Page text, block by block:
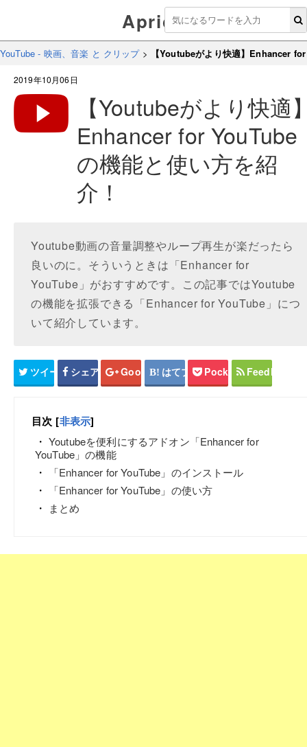
Aprico
YouTube - 映画、音楽 と クリップ> 【Youtubeがより快適】Enhancer
2019年10月06日
【Youtubeがより快適
Enhancer for YouTube
の機能と使い方を紹
介！
Youtube動画の音量調整やループ再生が楽だったら
良いのに。そういうときは「Enhancer for
YouTube」がおすすめです。この記事ではYoutube
の機能を拡張できる「Enhancer for YouTube」につ
いて紹介しています。
ツイート シェア Google+ はてブ Pocket Feedly
目次 [非表示]
Youtubeを便利にするアドオン「Enhancer for
YouTube」の機能
「Enhancer for YouTube」のインストール
「Enhancer for YouTube」の使い方
まとめ